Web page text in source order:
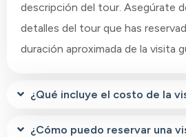
descripción del tour. Asegúrate
detalles del tour que has
duración aproximada de la visita
¿Qué incluye el costo de la
¿Cómo puedo reservar una